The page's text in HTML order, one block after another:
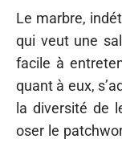
Le marbre,
qui veut une
facile à
quant à eux,
la diversité de
oser le